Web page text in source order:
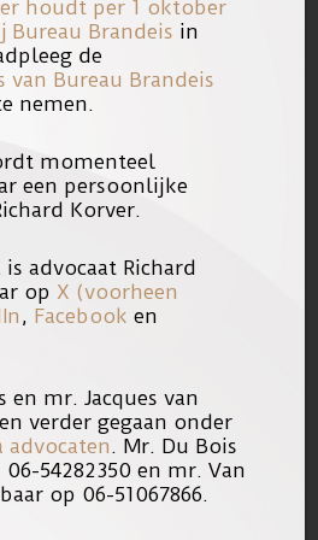
‘Info advocaten zaak-
openbaar’op de
houdt per 1 oktober
Bureau Brandeis in
de
van Bureau Brandeis
nemen.
momenteel
een persoonlijke
Korver.
advocaat Richard
op X (voorheen
, Facebook en
en mr. Jacques van
verder gegaan onder
advocaten. Mr. Du Bois
54282350 en mr. Van
op 06-51067866.